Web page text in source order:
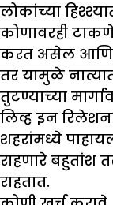
लोकांच्या
कोणावरही
करत असेल आणि
तर यामुळे
तुटण्याच्या
लिव्ह इन
शहरांमध्ये
राहणारे बहुतांश
राहतात.